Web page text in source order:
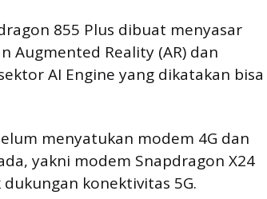
855 Plus dibuat menyasar
Augmented Reality (AR) dan
AI Engine yang dikatakan bisa
menyatukan modem 4G dan
yakni modem Snapdragon X24
konektivitas 5G.